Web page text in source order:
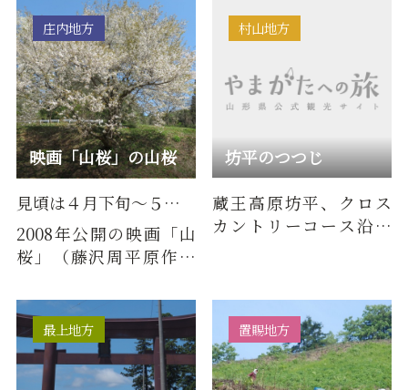
齢は1,300…
花でお…
映画「山桜」の山桜
庄内地方
見頃は４月下旬～５月上旬
2008年公開の映画「山
桜」（藤沢周平原作・
地となった行沢（なめ
ざわ）地…
坊平のつつじ
村山地方
蔵王高原坊平、クロス
カントリーコース沿い
最上地方 置賜地方